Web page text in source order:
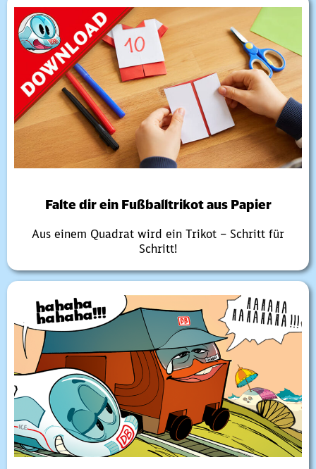
Falte dir ein Fußballtrikot aus Papier
Aus einem Quadrat wird ein Trikot – Schritt für
Schritt!